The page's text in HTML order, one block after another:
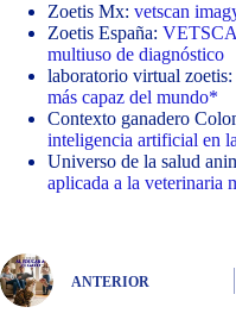
Zoetis Mx: vetscan
Zoetis España:
multiuso de diagnóstico
laboratorio virtual zoetis:
más capaz del mundo*
Contexto ganadero
inteligencia artificial en
Universo de la salud
aplicada a la veterinaria
ANTERIOR